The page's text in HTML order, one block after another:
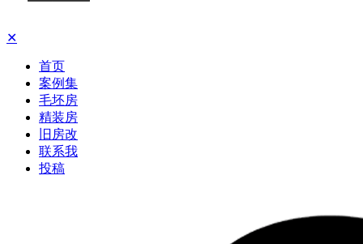
✕
首页
案例集
毛坯房
精装房
旧房改
联系我
投稿